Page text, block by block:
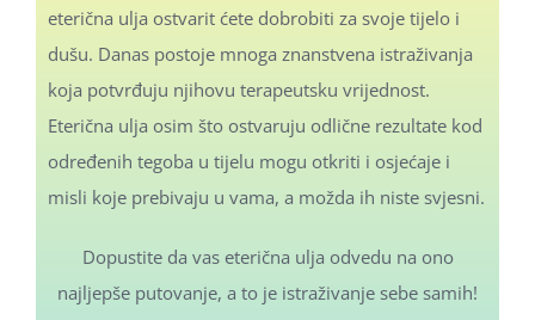
eterična ulja ostvarit ćete dobrobiti za svoje tijelo i
dušu. Danas postoje mnoga znanstvena istraživanja
koja potvrđuju njihovu terapeutsku vrijednost.
Eterična ulja osim što ostvaruju odlične rezultate kod
određenih tegoba u tijelu mogu otkriti i osjećaje i
misli koje prebivaju u vama, a možda ih niste svjesni.
Dopustite da vas eterična ulja odvedu na ono
najljepše putovanje, a to je istraživanje sebe samih!